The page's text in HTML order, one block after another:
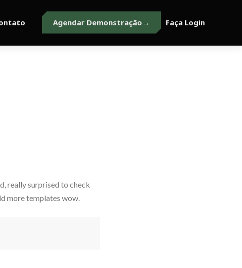
Agendar Demonstração Faça Login
really surprised to check
more templates wow.